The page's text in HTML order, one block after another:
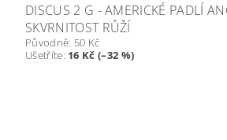
DISCUS 2 G - AMERICKÉ PADLÍ
SKVRNITOST RŮŽÍ
Původně: 50 Kč
Ušetříte: 16 Kč (–32 %)